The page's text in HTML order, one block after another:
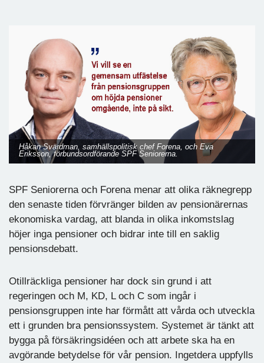
Håkan Svärdman, samhällspolitisk chef Forena, och Eva
Eriksson, förbundsordförande SPF Seniorerna.
SPF Seniorerna och Forena menar att olika räknegrepp
den senaste tiden förvränger bilden av pensionärernas
ekonomiska vardag, att blanda in olika inkomstslag
höjer inga pensioner och bidrar inte till en saklig
pensionsdebatt.
Otillräckliga pensioner har dock sin grund i att
regeringen och M, KD, L och C som ingår i
pensionsgruppen inte har förmått att vårda och utveckla
ett i grunden bra pensionssystem. Systemet är tänkt att
bygga på försäkringsidéen och att arbete ska ha en
avgörande betydelse för vår pension. Ingetdera uppfylls